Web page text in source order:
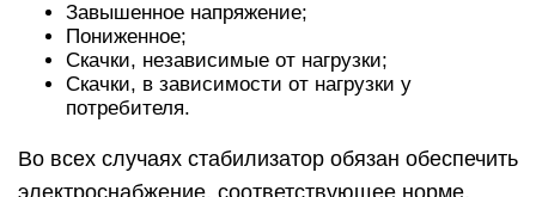
Завышенное напряжение;
Пониженное;
Скачки, независимые от нагрузки;
Скачки, в зависимости от нагрузки у
потребителя.
Во всех случаях стабилизатор обязан обеспечить